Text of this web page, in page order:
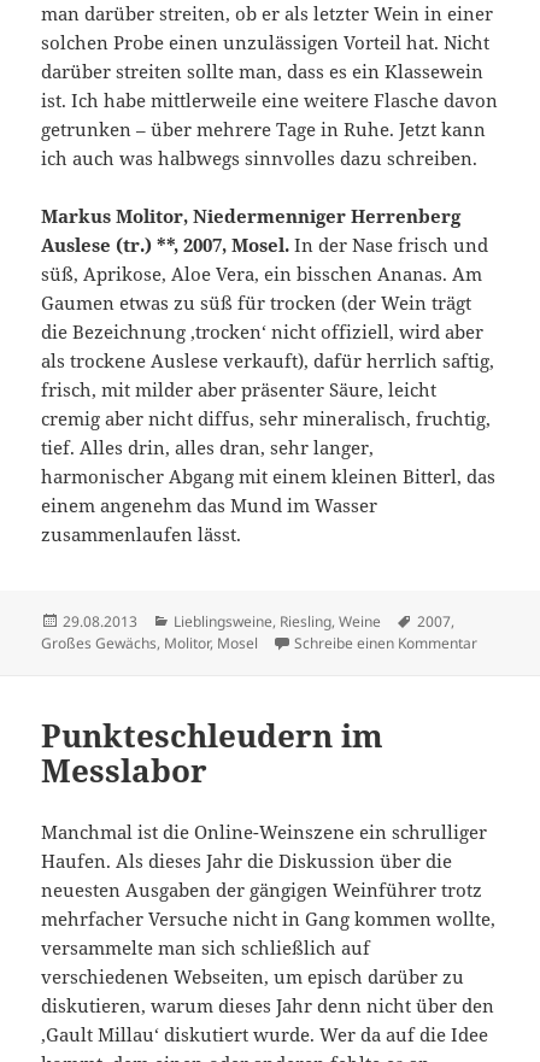
man darüber streiten, ob er als letzter Wein in einer
solchen Probe einen unzulässigen Vorteil hat. Nicht
darüber streiten sollte man, dass es ein Klassewein
ist. Ich habe mittlerweile eine weitere Flasche davon
getrunken – über mehrere Tage in Ruhe. Jetzt kann
ich auch was halbwegs sinnvolles dazu schreiben.
Markus Molitor, Niedermenniger Herrenberg
Auslese (tr.) **, 2007, Mosel. In der Nase frisch und
süß, Aprikose, Aloe Vera, ein bisschen Ananas. Am
Gaumen etwas zu süß für trocken (der Wein trägt
die Bezeichnung ,trocken‘ nicht offiziell, wird aber
als trockene Auslese verkauft), dafür herrlich saftig,
frisch, mit milder aber präsenter Säure, leicht
cremig aber nicht diffus, sehr mineralisch, fruchtig,
tief. Alles drin, alles dran, sehr langer,
harmonischer Abgang mit einem kleinen Bitterl, das
einem angenehm das Mund im Wasser
zusammenlaufen lässt.
Veröffentlicht
am
29.08.2013 Kategorien
Lieblingsweine, Riesling,Weine Schlagwörter
2007,
Großes Gewächs, Molitor, Mosel Schreibe einen Kommentarzu Das
Punkteschleudern im
Messlabor
Manchmal ist die Online-Weinszene ein schrulliger
Haufen. Als dieses Jahr die Diskussion über die
neuesten Ausgaben der gängigen Weinführer trotz
mehrfacher Versuche nicht in Gang kommen wollte,
versammelte man sich schließlich auf
verschiedenen Webseiten, um episch darüber zu
diskutieren, warum dieses Jahr denn nicht über den
,Gault Millau‘ diskutiert wurde. Wer da auf die Idee